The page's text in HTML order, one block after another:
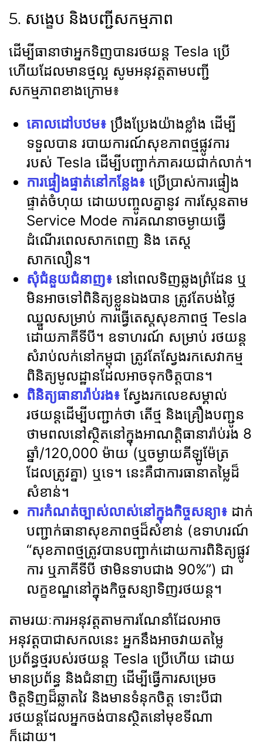
5. សង្ខេប និងបញ្ជីសកម្មភាព
ដើម្បីធានាថាអ្នកទិញបានរថយន្ត Tesla ប្រើ
ហើយដែលមានថ្មល្អ សូមអនុវត្តតាមបញ្ជី
សកម្មភាពខាងក្រោម៖
គោលដៅបឋម៖ ប្រឹងប្រែងយ៉ាងខ្លាំង ដើម្បី
ទទួលបាន របាយការណ៍សុខភាពថ្មផ្លូវការ
របស់ Tesla ដើម្បីបញ្ជាក់ភាគរយជាក់លាក់។
ការផ្ទៀងផ្ទាត់នៅកន្លែង៖ ប្រើប្រាស់ការផ្ទៀង
ផ្ទាត់ចំហុយ ដោយបញ្ចូលគ្នានូវ ការស្កែនតាម
Service Mode ការគណនាចម្ងាយធ្វើ
ដំណើរពេលសាកពេញ និង តេស្ត
សាកលឿន។
សុំជំនួយជំនាញ៖ នៅពេលទិញឆ្លងព្រំដែន ឬ
មិនអាចទៅពិនិត្យខ្លួនឯងបាន ត្រូវតែបង់ថ្លៃ
ឈ្នួលសម្រាប់ ការធ្វើតេស្តសុខភាពថ្ម Tesla
ដោយភាគីទីបី។ ឧទាហរណ៍ សម្រាប់ រថយន្ត
សំរាប់លក់នៅកម្ពុជា ត្រូវតែស្វែងរកសេវាកម្ម
ពិនិត្យមូលដ្ឋានដែលអាចទុកចិត្តបាន។
ពិនិត្យធានារ៉ាប់រង៖ ស្វែងរកលេខសម្គាល់
រថយន្តដើម្បីបញ្ជាក់ថា តើថ្ម និងគ្រឿងបញ្ជូន
ថាមពលនៅស្ថិតនៅក្នុងអាណត្តិធានារ៉ាប់រង 8
ឆ្នាំ/120,000 ម៉ាយ (ឬចម្ងាយគីឡូម៉ែត្រ
ដែលត្រូវគ្នា) ឬទេ។ នេះគឺជាការធានាតម្លៃដ៏
សំខាន់។
ការកំណត់ច្បាស់លាស់នៅក្នុងកិច្ចសន្យា៖ ដាក់
បញ្ជាក់ធានាសុខភាពថ្មដ៏សំខាន់ (ឧទាហរណ៍
“សុខភាពថ្មត្រូវបានបញ្ជាក់ដោយការពិនិត្យផ្លូវ
ការ ឬភាគីទីបី ថាមិនទាបជាង 90%”) ជា
លក្ខខណ្ឌនៅក្នុងកិច្ចសន្យាទិញរថយន្ត។
តាមរយៈការអនុវត្តតាមការណែនាំដែលអាច
អនុវត្តបាជាសកលនេះ អ្នកនឹងអាចវាយតម្លៃ
ប្រព័ន្ធថ្មរបស់រថយន្ត Tesla ប្រើហើយ ដោយ
មានប្រព័ន្ធ និងជំនាញ ដើម្បីធ្វើការសម្រេច
ចិត្តទិញដ៏ឆ្លាតវៃ និងមានទំនុកចិត្ត ទោះបីជា
រថយន្តដែលអ្នកចង់បានស្ថិតនៅមុខទីណា
ក៏ដោយ។